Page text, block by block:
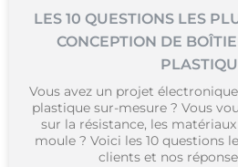
LES 10 QUESTIONS LES
CONCEPTION DE
Vous avez un projet
plastique sur-mesure ? Vous
sur la résistance, les
moule ? Voici les 10 questions
clients et nos